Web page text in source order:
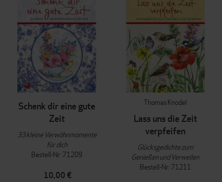
Schenk dir eine gute
Zeit
33 kleine Verwöhnmomente
für dich
Bestell-Nr: 71209
10,00 €
Thomas Knodel
Lass uns die Zeit
verpfeifen
Glücksgedichte zum
Genießen und Verweilen
Bestell-Nr: 71211